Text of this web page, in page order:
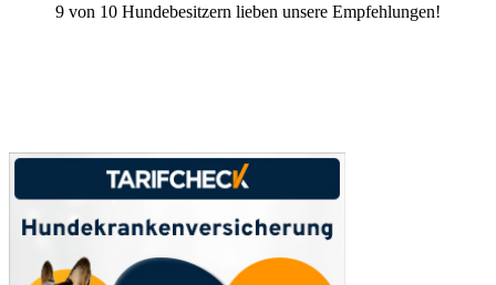
9 von 10 Hundebesitzern lieben unsere Empfehlungen!